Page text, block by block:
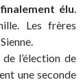
élu.
Les frères
l’élection de
une seconde